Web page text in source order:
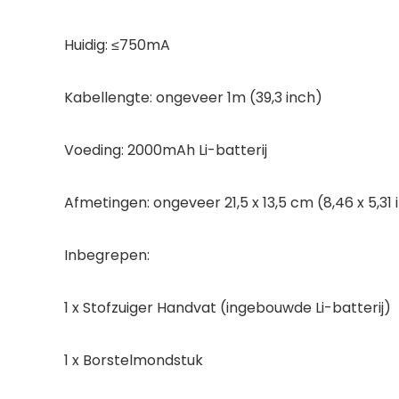
Huidig: ≤750mA
Kabellengte: ongeveer 1m (39,3 inch)
Voeding: 2000mAh Li-batterij
Afmetingen: ongeveer 21,5 x 13,5 cm (8,46 x 5,31
Inbegrepen:
1 x Stofzuiger Handvat (ingebouwde Li-batterij)
1 x Borstelmondstuk